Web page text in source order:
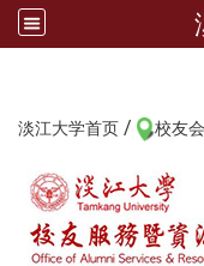
淡江大学首页 / 校友